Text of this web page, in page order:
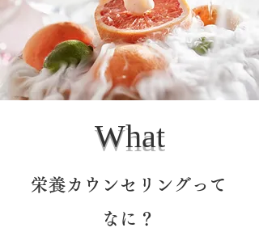
​What
栄養カウンセリングって
なに？